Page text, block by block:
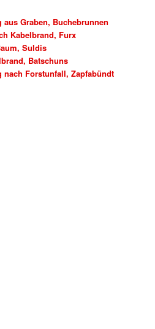
Graben, Buchebrunnen
Kabelbrand, Furx
Suldis
Batschuns
nach Forstunfall, Zapfabündt